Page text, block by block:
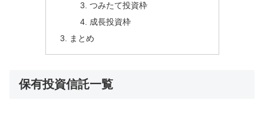
つみたて投資枠
成長投資枠
まとめ
保有投資信託一覧